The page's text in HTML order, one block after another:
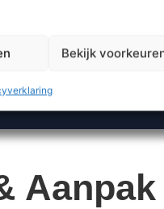
Bekijk
Aanpak